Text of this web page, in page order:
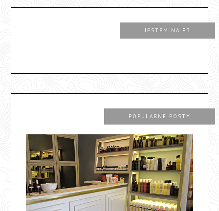
JESTEM NA FB
POPULARNE POSTY